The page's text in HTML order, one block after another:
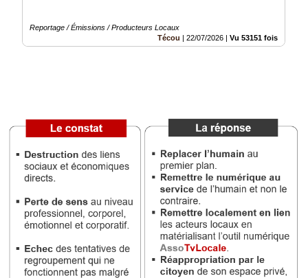
Reportage / Émissions / Producteurs Locaux
Técou
22/07/2026 Vu 53151 fois